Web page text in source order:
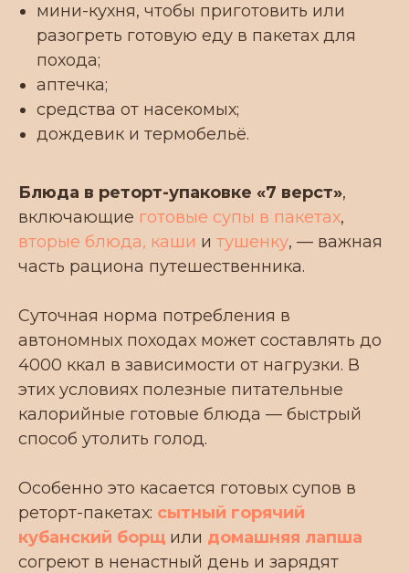
мини-кухня, чтобы приготовить или
разогреть готовую еду в пакетах для
похода;
аптечка;
средства от насекомых;
дождевик и термобельё.
Блюда в реторт-упаковке «7 верст»,
включающие готовые супы в пакетах,
вторые блюда, каши и тушенку, — важная
часть рациона путешественника.
Суточная норма потребления в
автономных походах может составлять до
4000 ккал в зависимости от нагрузки. В
этих условиях полезные питательные
калорийные готовые блюда — быстрый
способ утолить голод.
Особенно это касается готовых супов в
реторт-пакетах: сытный горячий
кубанский борщ или домашняя лапша
согреют в ненастный день и зарядят
МЕНЮ
Разработка и маркетинговое
сопровождение depdes.ru
Мы в соц. сетях:
ПРОМО
Галерея
Еда для рыбалки
Туристическая еда
Еда в дорогу
Еда в
О товаре
О
ДЛЯ БИЗНЕСА
СОТРУДНИЧЕСТВО
FAQ
ПРОДУКЦИЯ
КОНТАКТЫ